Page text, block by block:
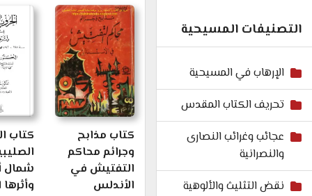
التصنيفات المسيحية
الإرهاب في المسيحية
تحريف الكتاب المقدس
عجائب وغرائب النصارى
والنصرانية
نقض التثليث والألوهية
كتاب مذابح
وجرائم محاكم
التفتيش في
الأندلس
كتاب
شمال